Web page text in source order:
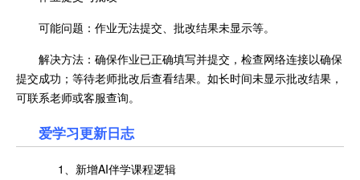
可能问题：作业无法提交、批改结果未显示等。
解决方法：确保作业已正确填写并提交，检查网络连接以确保
提交成功；等待老师批改后查看结果。如长时间未显示批改结果，
可联系老师或客服查询。
爱学习更新日志
1、新增AI伴学课程逻辑